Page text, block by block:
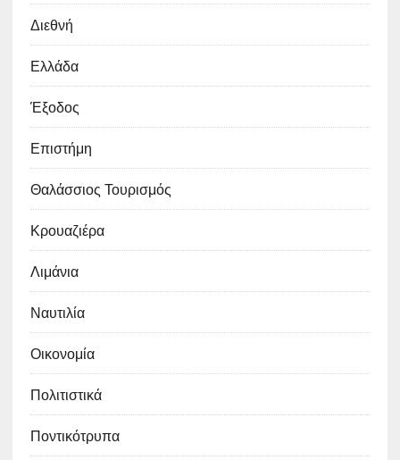
Διεθνή
Ελλάδα
Έξοδος
Επιστήμη
Θαλάσσιος Τουρισμός
Κρουαζιέρα
Λιμάνια
Ναυτιλία
Οικονομία
Πολιτιστικά
Ποντικότρυπα